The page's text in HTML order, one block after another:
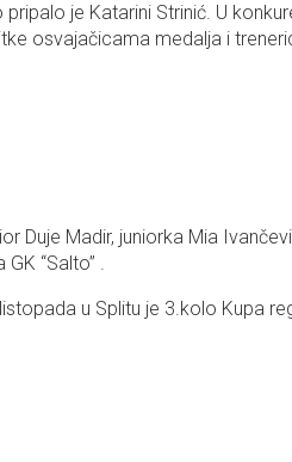
je Katarini Strinić. U
osvajačicama medalja i
Madir, juniorka Mia
“Salto” .
u Splitu je 3.kolo Kupa